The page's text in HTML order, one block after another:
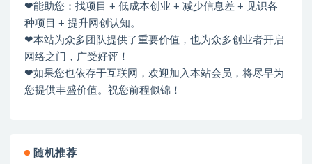
❤能助您：找项目 + 低成本创业 + 减少信息差 + 见识各
种项目 + 提升网创认知。
❤本站为众多团队提供了重要价值，也为众多创业者开启
网络之门，广受好评！
❤如果您也依存于互联网，欢迎加入本站会员，将尽早为
您提供丰盛价值。祝您前程似锦！
随机推荐